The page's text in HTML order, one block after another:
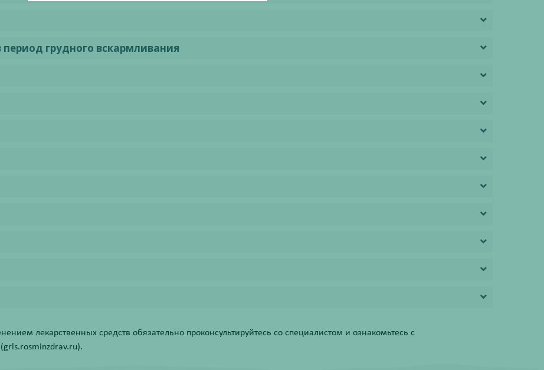
грудного вскармливания
лекарственных средств обязательно проконсультируйтесь со специалистом и ознакомьтесь с